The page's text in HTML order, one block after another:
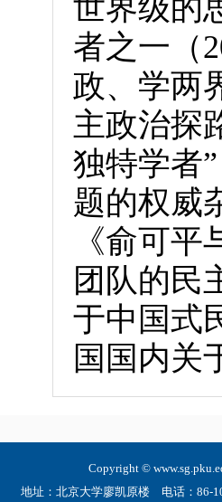
世界级的
者之一（
政、学两
主政治探
独特学者
题的权威
《俞可
团队的民
于中国式
国国内关
Copyright ©
地址：北京大学廖凯原楼 电话：86-